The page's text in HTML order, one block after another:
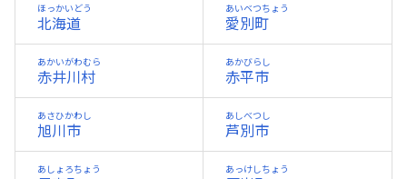
北海道
ほっかいどう
愛別町
あいベつちょう
赤井川村
あかいがわむら
赤平市
あかびらし
旭川市
あさひかわし
芦別市
あしべつし
あしょろちょう あっけしちょう